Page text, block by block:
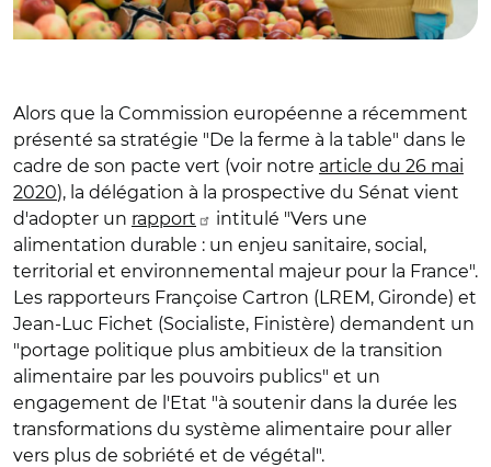
Alors que la Commission européenne a récemment
présenté sa stratégie "De la ferme à la table" dans le
cadre de son pacte vert (voir notre article du 26 mai
2020), la délégation à la prospective du Sénat vient
d'adopter un rapport
intitulé "Vers une
alimentation durable : un enjeu sanitaire, social,
territorial et environnemental majeur pour la France".
Les rapporteurs Françoise Cartron (LREM, Gironde) et
Jean-Luc Fichet (Socialiste, Finistère) demandent un
"portage politique plus ambitieux de la transition
alimentaire par les pouvoirs publics" et un
engagement de l'Etat "à soutenir dans la durée les
transformations du système alimentaire pour aller
vers plus de sobriété et de végétal".